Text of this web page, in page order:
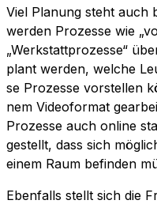
Viel Pla­nung steht auch
wer­den Pro­zes­se wie
„Werk­statt­pro­zes­se“
plant wer­den, wel­che
se Pro­zes­se vor­stel­len
nem Vi­deo­for­mat
Pro­zes­se auch on­line
ge­stellt, dass sich
ei­nem Raum be­fin­den
Eben­falls stellt sich die